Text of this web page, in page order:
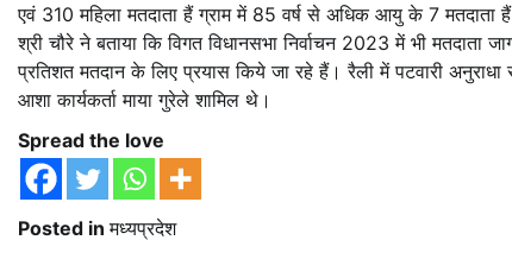
एवं 310 महिला मतदाता हैं ग्राम में 85 वर्ष से अधिक आयु के 7 मतदाता
श्री चौरे ने बताया कि विगत विधानसभा निर्वाचन 2023 में भी
प्रतिशत मतदान के लिए प्रयास किये जा रहे हैं। रैली में पटवारी अनुराधा
आशा कार्यकर्ता माया गुरेले शामिल थे।
Spread the love
Posted inमध्यप्रदेश